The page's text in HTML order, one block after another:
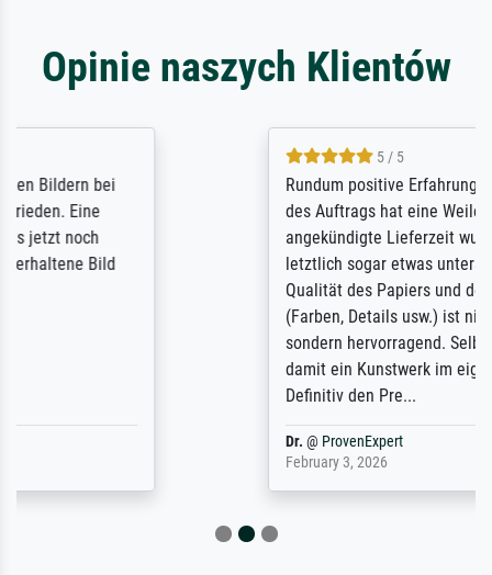
Opinie naszych Klientów
Rundum positive Erfahrung. Die Ausführung
des Auftrags hat eine Weile gedauert, die
angekündigte Lieferzeit wurde aber
letztlich sogar etwas unterschritten. Die
Qualität des Papiers und des Drucks
(Farben, Details usw.) ist nicht nur gut,
sondern hervorragend. Selbst ein Druck ist
damit ein Kunstwerk im eigenen Sinne.